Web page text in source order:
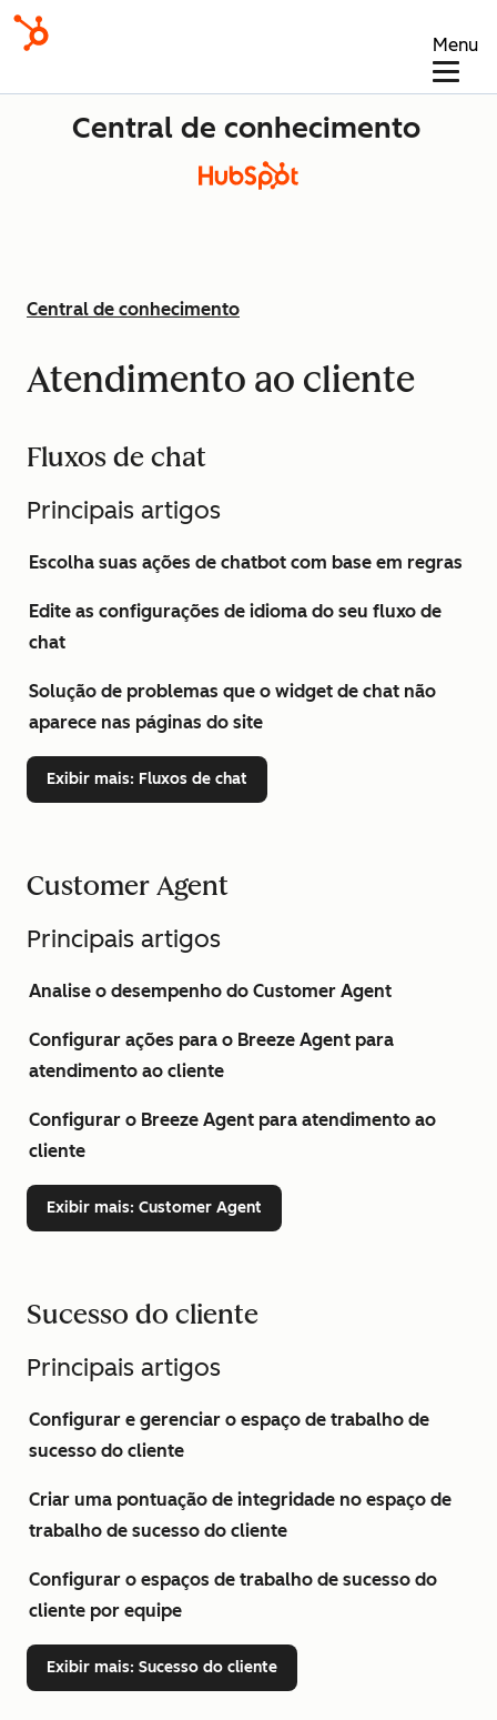
Menu
Central de conhecimento
Central de conhecimento
Atendimento ao cliente
Fluxos de chat
Principais artigos
Escolha suas ações de chatbot com base em regras
Edite as configurações de idioma do seu fluxo de
chat
Solução de problemas que o widget de chat não
aparece nas páginas do site
Exibir mais: Fluxos de chat
Customer Agent
Principais artigos
Analise o desempenho do Customer Agent
Configurar ações para o Breeze Agent para
atendimento ao cliente
Configurar o Breeze Agent para atendimento ao
cliente
Exibir mais: Customer Agent
Sucesso do cliente
Principais artigos
Configurar e gerenciar o espaço de trabalho de
sucesso do cliente
Criar uma pontuação de integridade no espaço de
trabalho de sucesso do cliente
Configurar o espaços de trabalho de sucesso do
cliente por equipe
Exibir mais: Sucesso do cliente